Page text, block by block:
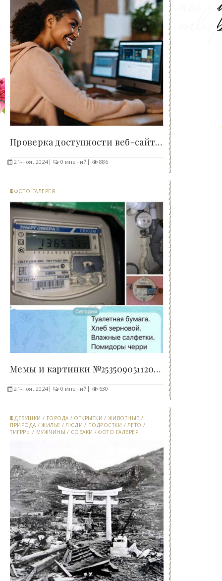
Проверка доступности веб-сайта: быстро и..
21-ноя, 2024 0 мнений 886
ФОТО ГАЛЕРЕЯ
Мемы и картинки №25350905112024 - «Клуб - Юмора»..
21-ноя, 2024 0 мнений 630
ДЕВУШКИ / ГОРОДА / ОТКРЫТКИ / ЖИВОТНЫЕ /
ПРИРОДА /ЖИЛЬЕ /ЛЮДИ / ПОДРОСТКИ / ЛЕТО /
ТИГРРЫ / МУЖЧИНЫ / СОБАКИ /ФОТО ГАЛЕРЕЯ